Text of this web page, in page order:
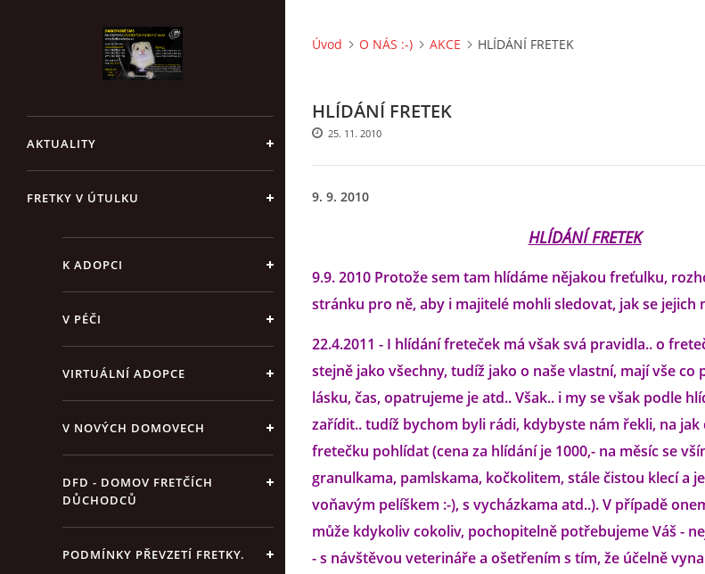
AKTUALITY
FRETKY V ÚTULKU
K ADOPCI
V PÉČI
VIRTUÁLNÍ ADOPCE
V NOVÝCH DOMOVECH
DFD - DOMOV FRETČÍCH
DŮCHODCŮ
PODMÍNKY PŘEVZETÍ FRETKY.
Úvod O NÁS :-) AKCE HLÍDÁNÍ FRETEK
HLÍDÁNÍ FRETEK
25. 11. 2010
9. 9. 2010
HLÍDÁNÍ FRETEK
9.9. 2010 Protože sem tam hlídáme nějakou freťulku,
stránku pro ně, aby i majitelé mohli sledovat, jak se jejich
22.4.2011 - I hlídání freteček má však svá pravidla.. o
stejně jako všechny, tudíž jako o naše vlastní, mají vše co
lásku, čas, opatrujeme je atd.. Však.. i my se však podle
zařídit.. tudíž bychom byli rádi, kdybyste nám řekli, na jak
fretečku pohlídat (cena za hlídání je 1000,- na měsíc se
granulkama, pamlskama, kočkolitem, stále čistou klecí a
voňavým pelíškem :-), s vycházkama atd..). V případě
může kdykoliv cokoliv, pochopitelně potřebujeme Váš -
- s návštěvou veterináře a ošetřením s tím, že účelně